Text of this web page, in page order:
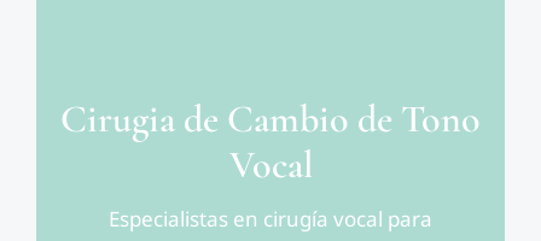
Cirugia de Cambio de Tono
Vocal
Especialistas en cirugía vocal para